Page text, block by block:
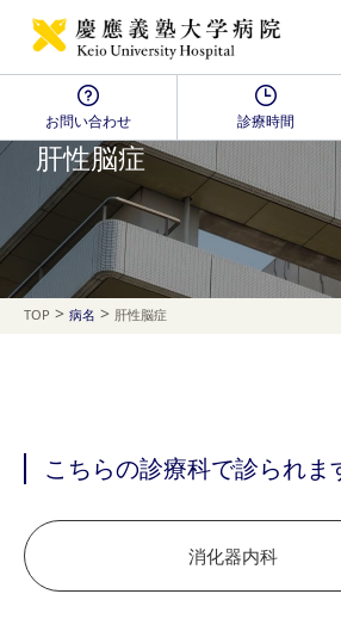
お問い合わせ 診療時間
Disease Name Search
肝性脳症
TOP > 病名 > 肝性脳症
こちらの診療科で診られま
消化器内科